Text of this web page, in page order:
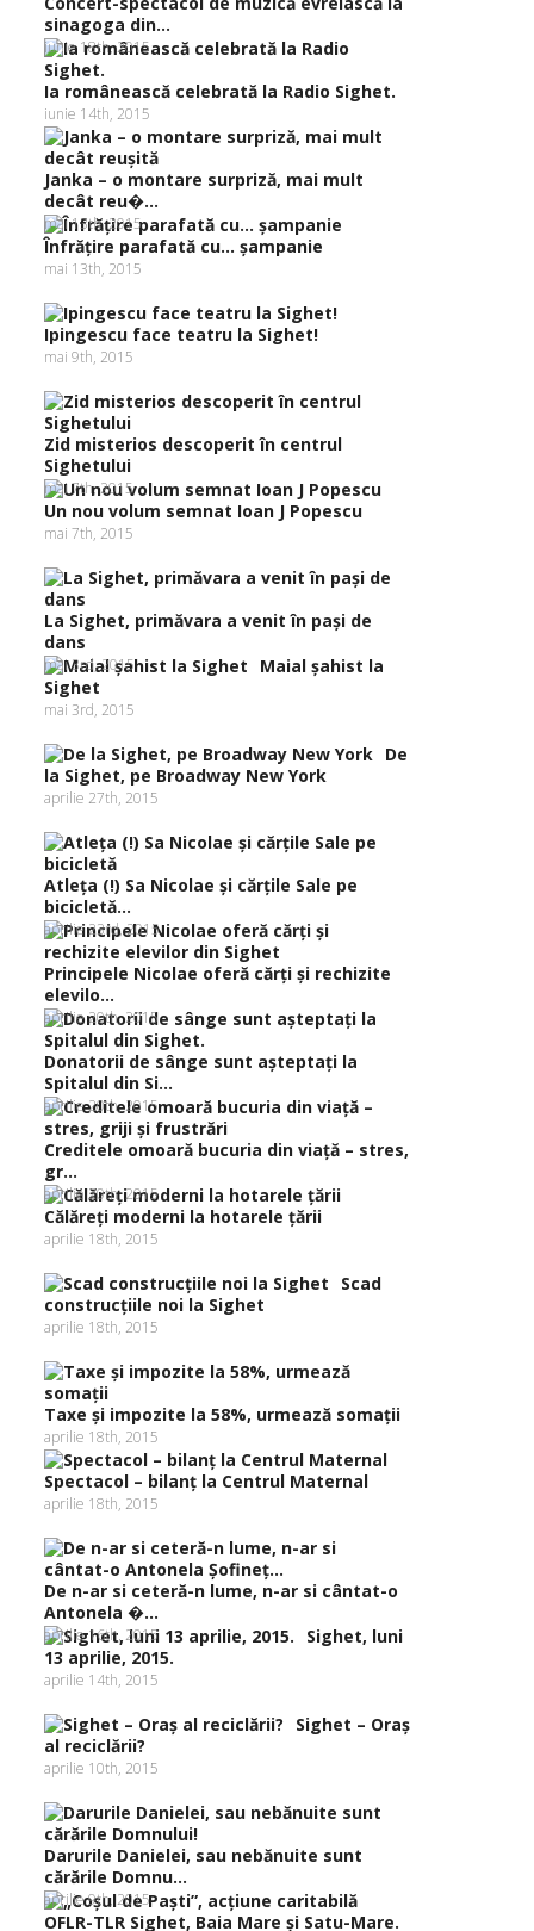
sinagoga din...
iunie 18th, 2015
Ia românească celebrată la Radio Sighet.
iunie 14th, 2015
Janka – o montare surpriză, mai mult
decât reu�...
mai 13th, 2015
Înfrăţire parafată cu… şampanie
mai 13th, 2015
Ipingescu face teatru la Sighet!
mai 9th, 2015
Zid misterios descoperit în centrul
Sighetului
mai 7th, 2015
Un nou volum semnat Ioan J Popescu
mai 7th, 2015
La Sighet, primăvara a venit în paşi de
dans
mai 3rd, 2015
Maial şahist la
Sighet
mai 3rd, 2015
De
la Sighet, pe Broadway New York
aprilie 27th, 2015
Atleţa (!) Sa Nicolae şi cărţile Sale pe
bicicletă...
aprilie 23rd, 2015
Principele Nicolae oferă cărţi şi rechizite
elevilo...
aprilie 20th, 2015
Donatorii de sânge sunt aşteptaţi la
Spitalul din Si...
aprilie 20th, 2015
Creditele omoară bucuria din viaţă – stres,
gr...
aprilie 20th, 2015
Călăreţi moderni la hotarele ţării
aprilie 18th, 2015
Scad
construcţiile noi la Sighet
aprilie 18th, 2015
Taxe şi impozite la 58%, urmează somaţii
aprilie 18th, 2015
Spectacol – bilanţ la Centrul Maternal
aprilie 18th, 2015
De n-ar si ceteră-n lume, n-ar si cântat-o
Antonela �...
aprilie 16th, 2015
Sighet, luni
13 aprilie, 2015.
aprilie 14th, 2015
Sighet – Oraş
al reciclării?
aprilie 10th, 2015
Darurile Danielei, sau nebănuite sunt
cărările Domnu...
aprilie 9th, 2015